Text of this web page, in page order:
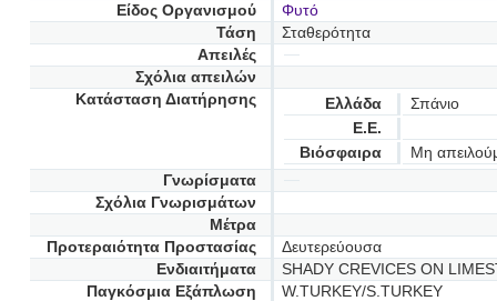
Είδος Οργανισμού
Φυτό
Τάση
Σταθερότητα
Απειλές
Σχόλια απειλών
Κατάσταση Διατήρησης
Ελλάδα
Σπάνιο
Ε.Ε.
Βιόσφαιρα
Μη
Γνωρίσματα
Σχόλια Γνωρισμάτων
Μέτρα
Προτεραιότητα Προστασίας
Δευτερεύουσα
Ενδιαιτήματα
SHADY CREVICES ON
Παγκόσμια Εξάπλωση
W.TURKEY/S.TURKEY